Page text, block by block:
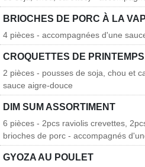
BRIOCHES DE PORC À LA
4 pièces - accompagnées d'une
CROQUETTES DE PRINTEMPS
2 pièces - pousses de soja, chou et
sauce aigre-douce
DIM SUM ASSORTIMENT
6 pièces - 2pcs raviolis crevettes,
brioches de porc - accompagnés
GYOZA AU POULET